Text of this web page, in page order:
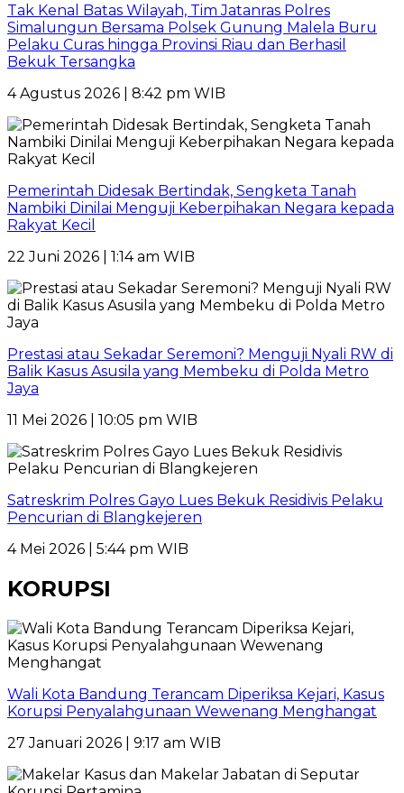
Tak Kenal Batas Wilayah, Tim Jatanras Polres
Simalungun Bersama Polsek Gunung Malela Buru
Pelaku Curas hingga Provinsi Riau dan Berhasil
Bekuk Tersangka
4 Agustus 2026 | 8:42 pm WIB
Pemerintah Didesak Bertindak, Sengketa Tanah
Nambiki Dinilai Menguji Keberpihakan Negara kepada
Rakyat Kecil
22 Juni 2026 | 1:14 am WIB
Prestasi atau Sekadar Seremoni? Menguji Nyali RW di
Balik Kasus Asusila yang Membeku di Polda Metro
Jaya
11 Mei 2026 | 10:05 pm WIB
Satreskrim Polres Gayo Lues Bekuk Residivis Pelaku
Pencurian di Blangkejeren
4 Mei 2026 | 5:44 pm WIB
KORUPSI
Wali Kota Bandung Terancam Diperiksa Kejari, Kasus
Korupsi Penyalahgunaan Wewenang Menghangat
27 Januari 2026 | 9:17 am WIB